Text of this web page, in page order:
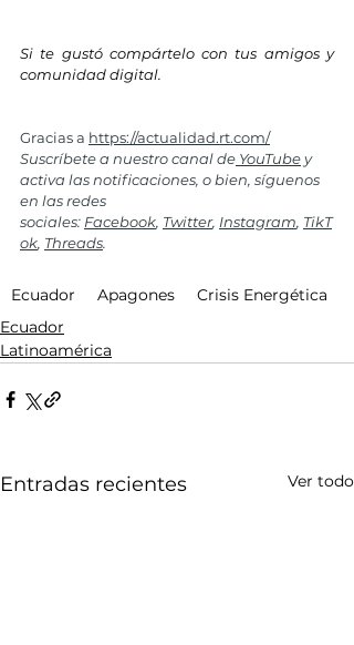
Si te gustó compártelo con tus amigos y
comunidad digital.
Gracias a https://actualidad.rt.com/
Suscríbete a nuestro canal de YouTube y
activa las notificaciones, o bien, síguenos
en las redes
sociales: Facebook, Twitter, Instagram, TikT
ok, Threads.
Ecuador Apagones
Crisis Energética
Ecuador
Latinoamérica
Entradas recientes Ver todo